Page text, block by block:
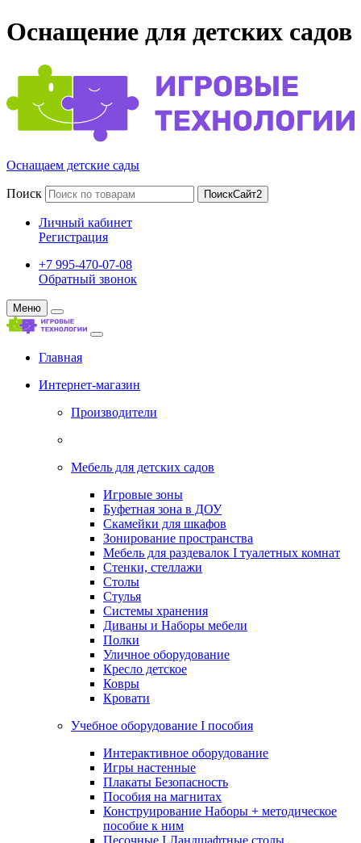
Оснащение для детских садов
Оснащаем детские сады
Поиск ПоискСайт2
Личный кабинет
Регистрация
+7 995-470-07-08
Обратный звонок
Меню
Главная
Интернет-магазин
Производители
Мебель для детских садов
Игровые зоны
Буфетная зона в ДОУ
Скамейки для шкафов
Зонирование пространства
Мебель для раздевалок I туалетных комнат
Стенки, стеллажи
Столы
Стулья
Системы хранения
Диваны и Наборы мебели
Полки
Уличное оборудование
Кресло детское
Ковры
Кровати
Учебное оборудование I пособия
Интерактивное оборудование
Игры настенные
Плакаты Безопасность
Пособия на магнитах
Конструирование Наборы + методическое
пособие к ним